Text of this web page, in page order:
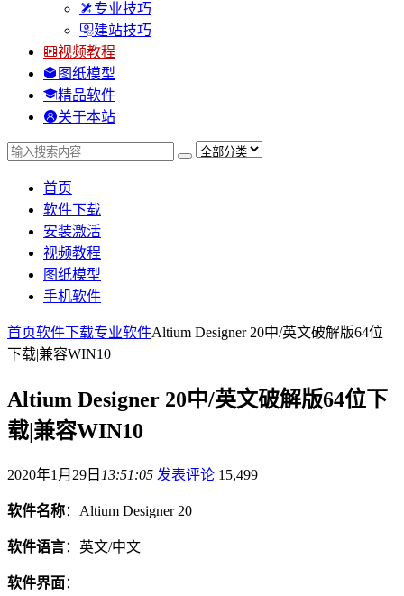
专业技巧
建站技巧
视频教程
图纸模型
精品软件
关于本站
首页
软件下载
安装激活
视频教程
图纸模型
手机软件
首页软件下载专业软件Altium Designer 20中/英文破解版64位
下载|兼容WIN10
Altium Designer 20中/英文破解版64位下
载|兼容WIN10
2020年1月29日 13:51:05 发表评论 15,499
软件名称：Altium Designer 20
软件语言：英文/中文
软件界面：